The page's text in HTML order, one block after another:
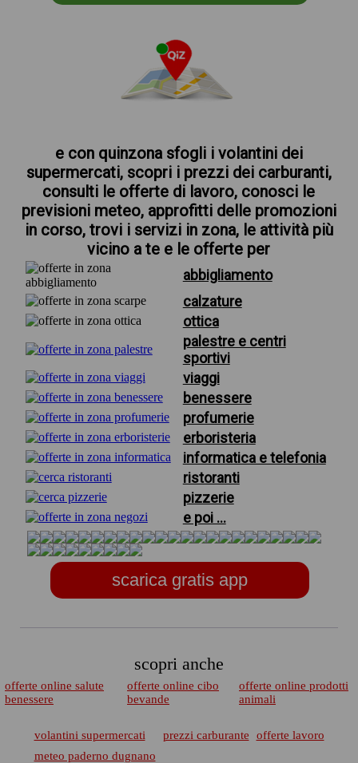
e con quinzona sfogli i volantini dei
supermercati, scopri i prezzi dei carburanti,
consulti le offerte di lavoro, conosci le
previsioni meteo, approfitti delle promozioni
in corso, trovi i servizi in zona, le attività più
vicino a te e le offerte per
abbigliamento
calzature
ottica
palestre e centri
sportivi
viaggi
benessere
profumerie
erboristeria
informatica e telefonia
ristoranti
pizzerie
e poi ...
scarica gratis app
scopri anche
offerte online salute
benessere
offerte online cibo
bevande
offerte online prodotti
animali
volantini supermercati prezzi carburante
offerte lavoro
meteo paderno dugnano